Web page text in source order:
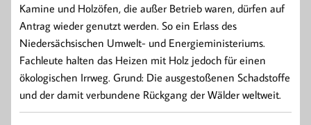
Kamine und Holzöfen, die außer Betrieb waren, dürfen auf
Antrag wieder genutzt werden. So ein Erlass des
Niedersächsischen Umwelt- und Energieministeriums.
Fachleute halten das Heizen mit Holz jedoch für einen
ökologischen Irrweg. Grund: Die ausgestoßenen Schadstoffe
und der damit verbundene Rückgang der Wälder weltweit.